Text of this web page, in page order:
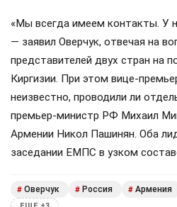
«Мы всегда имеем контакты. У
— заявил Оверчук, отвечая на
представителей двух стран на
Киргизии. При этом вице-
неизвестно, проводили ли
премьер-министр РФ Михаил
Армении Никол Пашинян. Оба
заседании ЕМПС в узком
# Оверчук # Россия # Армения